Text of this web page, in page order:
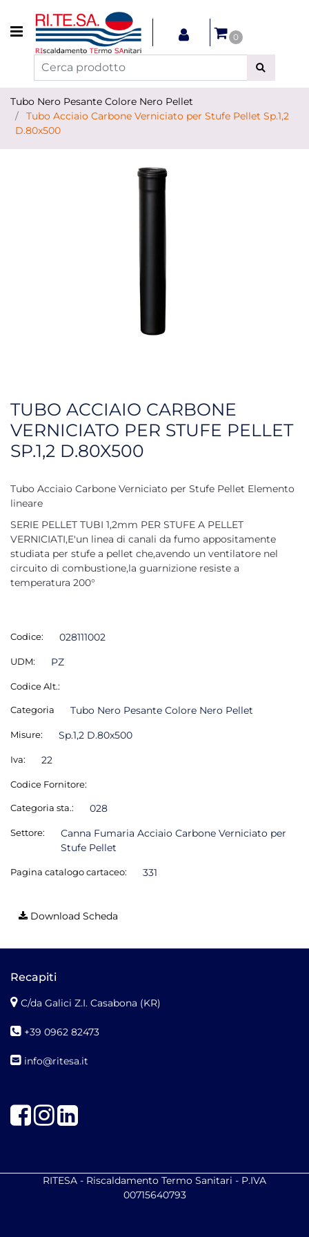
Open menu
0
Tubo Nero Pesante Colore Nero Pellet
Tubo Acciaio Carbone Verniciato per Stufe Pellet Sp.1,2
D.80x500
TUBO ACCIAIO CARBONE
VERNICIATO PER STUFE PELLET
SP.1,2 D.80X500
Tubo Acciaio Carbone Verniciato per Stufe Pellet Elemento
lineare
SERIE PELLET TUBI 1,2mm PER STUFE A PELLET
VERNICIATI,E'un linea di canali da fumo appositamente
studiata per stufe a pellet che,avendo un ventilatore nel
circuito di combustione,la guarnizione resiste a
temperatura 200°
Codice: 028111002
UDM: PZ
Codice Alt.:
Categoria Tubo Nero Pesante Colore Nero Pellet
Misure: Sp.1,2 D.80x500
Iva: 22
Codice Fornitore:
Categoria sta.: 028
Settore:
Canna Fumaria Acciaio Carbone Verniciato per
Stufe Pellet
Pagina catalogo cartaceo: 331
Download Scheda
Recapiti
C/da Galici Z.I. Casabona (KR)
+39 0962 82473
info@ritesa.it
FacebookInstagram
LinkedIn
RITESA - Riscaldamento Termo Sanitari - P.IVA
00715640793